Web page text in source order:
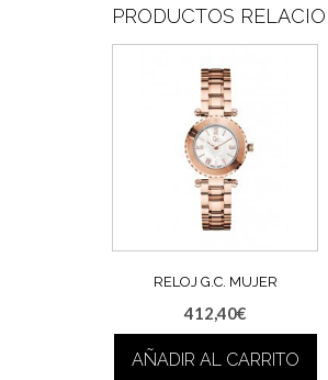
PRODUCTOS
RELOJ G.C. MUJER
412,40€
AÑADIR AL CARRITO